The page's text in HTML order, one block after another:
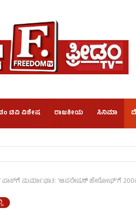
ಟಿವಿ ವಿಶೇಷ ರಾಜಕೀಯ ಸಿನಿಮಾ
ಪಾಕ್‌ಗೆ ಮರ್ಮಾಘಾತ: ‘ಆಪರೇಷನ್ ಹೇರೋಫ್’ಗೆ